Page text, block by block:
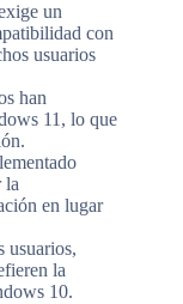
un
con
usuarios
han
11, lo que
la
en lugar
usuarios,
la
10.